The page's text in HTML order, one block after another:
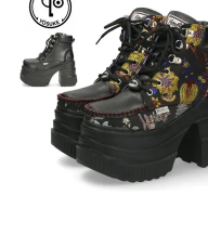
30
31
2026 年9月
日 月 火
1
6
8
14 15